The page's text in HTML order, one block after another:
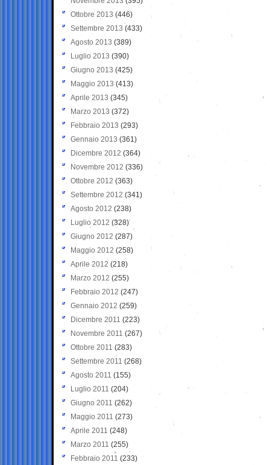
Ottobre 2013 (446)
Settembre 2013 (433)
Agosto 2013 (389)
Luglio 2013 (390)
Giugno 2013 (425)
Maggio 2013 (413)
Aprile 2013 (345)
Marzo 2013 (372)
Febbraio 2013 (293)
Gennaio 2013 (361)
Dicembre 2012 (364)
Novembre 2012 (336)
Ottobre 2012 (363)
Settembre 2012 (341)
Agosto 2012 (238)
Luglio 2012 (328)
Giugno 2012 (287)
Maggio 2012 (258)
Aprile 2012 (218)
Marzo 2012 (255)
Febbraio 2012 (247)
Gennaio 2012 (259)
Dicembre 2011 (223)
Novembre 2011 (267)
Ottobre 2011 (283)
Settembre 2011 (268)
Agosto 2011 (155)
Luglio 2011 (204)
Giugno 2011 (262)
Maggio 2011 (273)
Aprile 2011 (248)
Marzo 2011 (255)
Febbraio 2011 (233)